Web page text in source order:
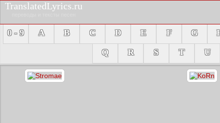
TranslatedLyrics.ru
0 - 9 A B C D E F G
Q
R S T U